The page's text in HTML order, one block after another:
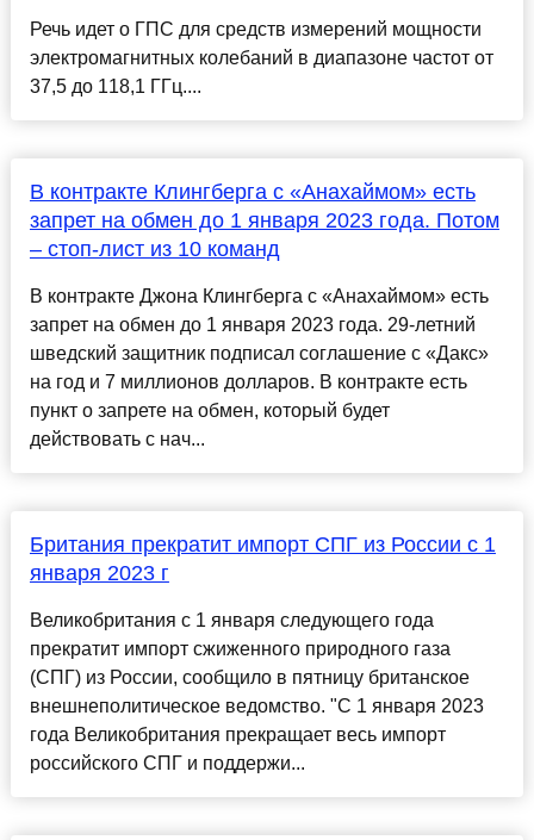
Речь идет о ГПС для средств измерений мощности
электромагнитных колебаний в диапазоне частот от
37,5 до 118,1 ГГц....
В контракте Клингберга с «Анахаймом» есть
запрет на обмен до 1 января 2023 года. Потом
– стоп-лист из 10 команд
В контракте Джона Клингберга с «Анахаймом» есть
запрет на обмен до 1 января 2023 года. 29-летний
шведский защитник подписал соглашение с «Дакс»
на год и 7 миллионов долларов. В контракте есть
пункт о запрете на обмен, который будет
действовать с нач...
Британия прекратит импорт СПГ из России с 1
января 2023 г
Великобритания с 1 января следующего года
прекратит импорт сжиженного природного газа
(СПГ) из России, сообщило в пятницу британское
внешнеполитическое ведомство. "С 1 января 2023
года Великобритания прекращает весь импорт
российского СПГ и поддержи...